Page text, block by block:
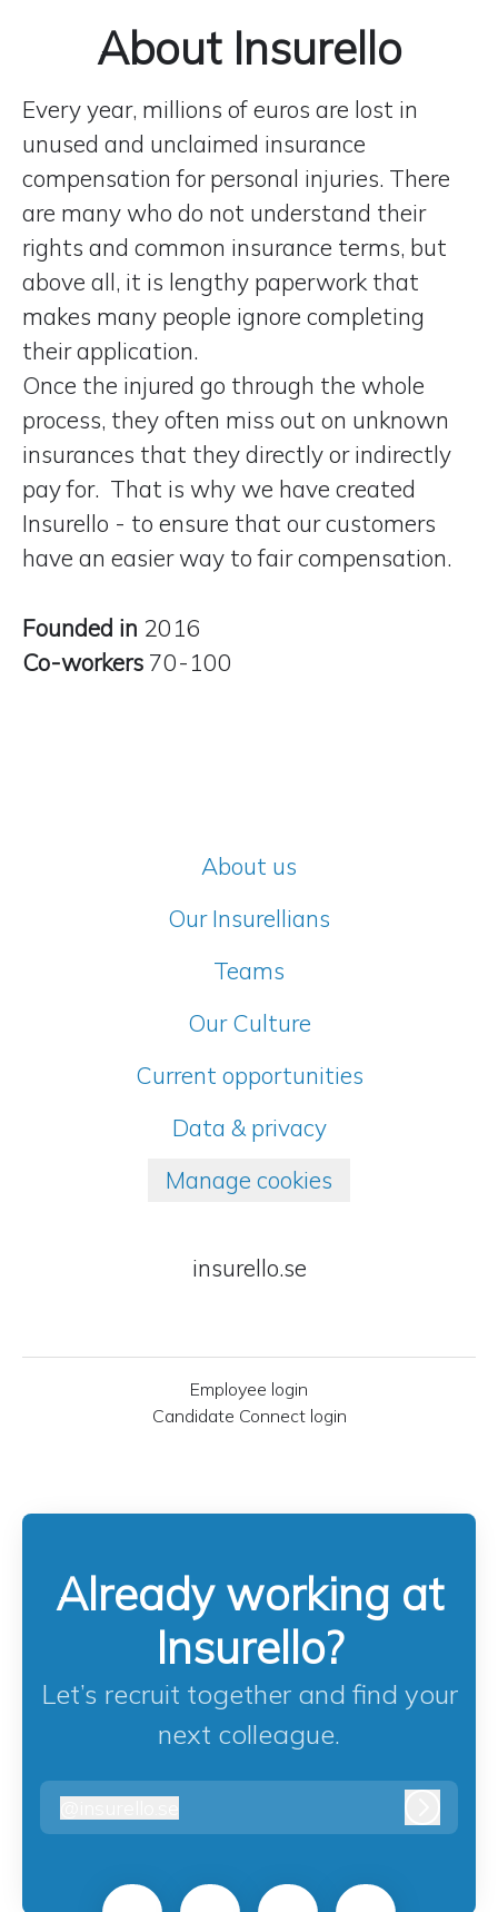
About Insurello
Every year, millions of euros are lost in
unused and unclaimed insurance
compensation for personal injuries. There
are many who do not understand their
rights and common insurance terms, but
above all, it is lengthy paperwork that
makes many people ignore completing
their application.
Once the injured go through the whole
process, they often miss out on unknown
insurances that they directly or indirectly
pay for. That is why we have created
Insurello - to ensure that our customers
have an easier way to fair compensation.
Founded in 2016
Co-workers 70-100
About us
Our Insurellians
Teams
Our Culture
Current opportunities
Data & privacy
Manage cookies
insurello.se
Employee login
Candidate Connect login
Already working at
Insurello?
Let’s recruit together and find your
next colleague.
insurello.se